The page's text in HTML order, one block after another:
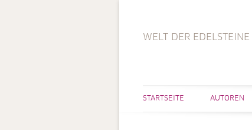
WELT DER EDELSTEINE
STARTSEITE AUTOREN